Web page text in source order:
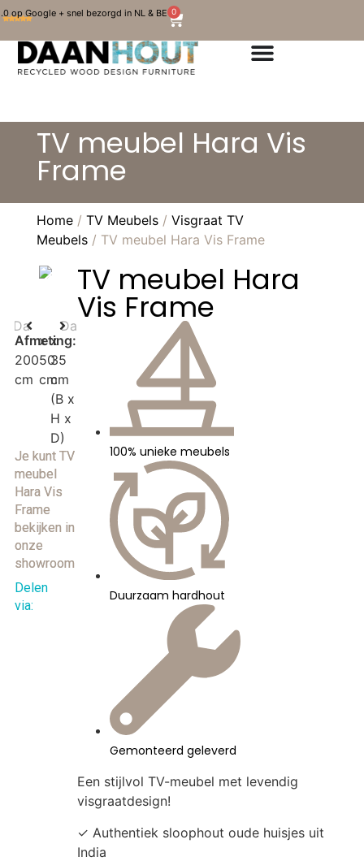
op Google + snel bezorgd in NL & BE 0
TV meubel Hara Vis
Frame
Home/ TV Meubels/ Visgraat TV
Meubels/ TV meubel Hara Vis Frame
Afmeting:
200
cm
x
50
cm
x
35
cm
(B x
H x
D)
Je kunt TV
meubel
Hara Vis
Frame
bekijken in
onze
showroom
Delen
via:
TV meubel Hara
Vis Frame
100% unieke meubels
Duurzaam hardhout
Gemonteerd geleverd
Een stijlvol TV-meubel met levendig
visgraatdesign!
✓ Authentiek sloophout oude huisjes uit
India